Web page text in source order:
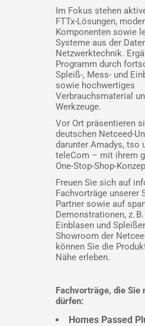
Im Fokus stehen
FTTx-Lösungen,
Komponenten sowie
Systeme aus der
Netzwerktechnik.
Programm durch
Spleiß-, Mess- und
sowie hochwertiges
Verbrauchsmaterial
Werkzeuge.
Vor Ort präsentieren
deutschen Netceed-
darunter Amadys, tso
teleCom – mit ihrem
One-Stop-Shop-
Freuen Sie sich auf
Fachvorträge unserer
Partner sowie auf
Demonstrationen, z.
Einblasen und
Showroom der
können Sie die
Nähe erleben.
Fachvorträge, die Sie
dürfen:
Homes Passed